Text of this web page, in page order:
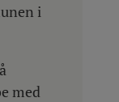
i
med